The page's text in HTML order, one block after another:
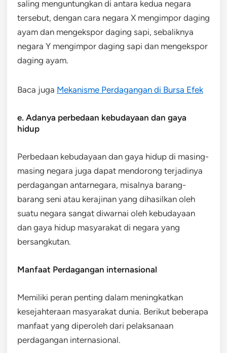
saling menguntungkan di antara kedua negara
tersebut, dengan cara negara X mengimpor daging
ayam dan mengekspor daging sapi, sebaliknya
negara Y mengimpor daging sapi dan mengekspor
daging ayam.
Baca juga Mekanisme Perdagangan di Bursa Efek
e. Adanya perbedaan kebudayaan dan gaya
hidup
Perbedaan kebudayaan dan gaya hidup di masing-
masing negara juga dapat mendorong terjadinya
perdagangan antarnegara, misalnya barang-
barang seni atau kerajinan yang dihasilkan oleh
suatu negara sangat diwarnai oleh kebudayaan
dan gaya hidup masyarakat di negara yang
bersangkutan.
Manfaat Perdagangan internasional
Memiliki peran penting dalam meningkatkan
kesejahteraan masyarakat dunia. Berikut beberapa
manfaat yang diperoleh dari pelaksanaan
perdagangan internasional.